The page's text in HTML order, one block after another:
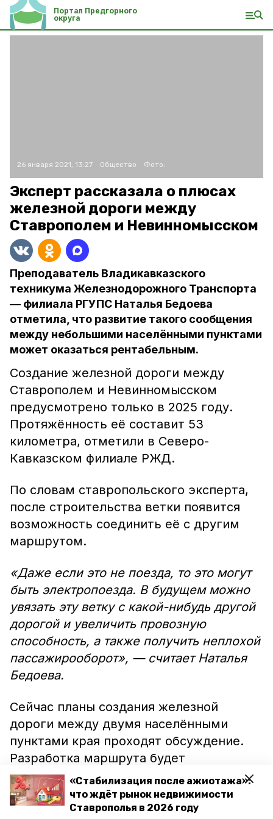
«Стабилизация после ажиотажа»:
что ждёт рынок недвижимости
Ставрополья в 2026 году
Портал Предгорного
округа
26 января 2021, 13:27 Общество Фото:
Эксперт рассказала о плюсах
железной дороги между
Ставрополем и Невинномысском
Преподаватель Владикавказского
техникума Железнодорожного Транспорта
— филиала РГУПС Наталья Бедоева
отметила, что развитие такого сообщения
между небольшими населёнными пунктами
может оказаться рентабельным.
Создание железной дороги между
Ставрополем и Невинномысском
предусмотрено только в 2025 году.
Протяжённость её составит 53
километра, отметили в Северо-
Кавказском филиале РЖД.
По словам ставропольского эксперта,
после строительства ветки появится
возможность соединить её с другим
маршрутом.
«Даже если это не поезда, то это могут
быть электропоезда. В будущем можно
увязать эту ветку с какой-нибудь другой
дорогой и увеличить провозную
способность, а также получить неплохой
пассажирооборот», — считает Наталья
Бедоева.
Сейчас планы создания железной
дороги между двумя населёнными
пунктами края проходят обсуждение.
Разработка маршрута будет
проводиться в рамках реализации
стратегии развития железнодорожного
транспорта Российской Федерации до